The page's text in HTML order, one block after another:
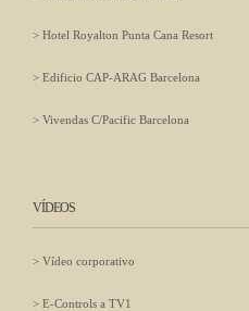
Hotel Royalton Punta Cana Resort
Edificio CAP-ARAG Barcelona
Vivendas C/Pacific Barcelona
VÍDEOS
Vídeo corporativo
E-Controls a TV1